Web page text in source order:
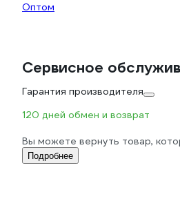
Оптом
Сервисное
Гарантия производителя
120 дней обмен и возврат
Вы можете вернуть товар,
Подробнее